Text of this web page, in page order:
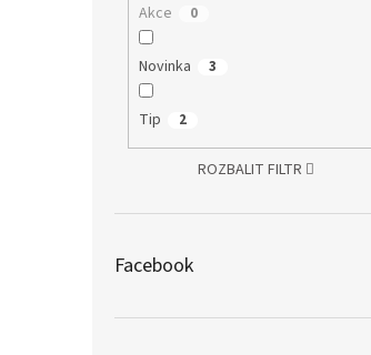
Akce 0
Novinka 3
Tip 2
ROZBALIT FILTR
Facebook